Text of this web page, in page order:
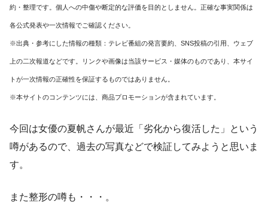
約・整理です。個人への中傷や断定的な評価を目的としません。正確な事実関係は
各公式発表や一次情報でご確認ください。
※出典・参考にした情報の種類：テレビ番組の発言要約、SNS投稿の引用、ウェブ
上の二次報道などです。リンクや画像は当該サービス・媒体のものであり、本サイ
トが一次情報の正確性を保証するものではありません。
※本サイトのコンテンツには、商品プロモーションが含まれています。
今回は女優の夏帆さんが最近「劣化から復活した」という
噂があるので、過去の写真などで検証してみようと思いま
す。
また整形の噂も・・・。